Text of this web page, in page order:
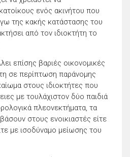
ενός ακινήτου που
της κακής κατάστασης του
από τον ιδιοκτήτη το
επίσης βαριές οικονομικές
σε περίπτωση παράνομης
στους ιδιοκτήτες που
με τουλάχιστον δύο παιδιά
πλεονεκτήματα, τα
στους ενοικιαστές είτε
με ισοδύναμο μείωσης του